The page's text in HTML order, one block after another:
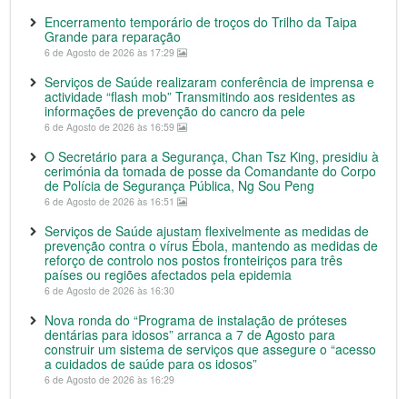
Encerramento temporário de troços do Trilho da Taipa
Grande para reparação
6 de Agosto de 2026 às 17:29
Serviços de Saúde realizaram conferência de imprensa e
actividade “flash mob” Transmitindo aos residentes as
informações de prevenção do cancro da pele
6 de Agosto de 2026 às 16:59
O Secretário para a Segurança, Chan Tsz King, presidiu à
cerimónia da tomada de posse da Comandante do Corpo
de Polícia de Segurança Pública, Ng Sou Peng
6 de Agosto de 2026 às 16:51
Serviços de Saúde ajustam flexivelmente as medidas de
prevenção contra o vírus Ébola, mantendo as medidas de
reforço de controlo nos postos fronteiriços para três
países ou regiões afectados pela epidemia
6 de Agosto de 2026 às 16:30
Nova ronda do “Programa de instalação de próteses
dentárias para idosos” arranca a 7 de Agosto para
construir um sistema de serviços que assegure o “acesso
a cuidados de saúde para os idosos”
6 de Agosto de 2026 às 16:29